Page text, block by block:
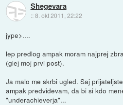
Shegevara
::8. okt 2011, 22:22
jype>....
lep predlog ampak moram najprej
(glej moj prvi post).
Ja malo me skrbi ugled. Saj
ampak predvidevam, da bi si kdo
"underachieverja"...